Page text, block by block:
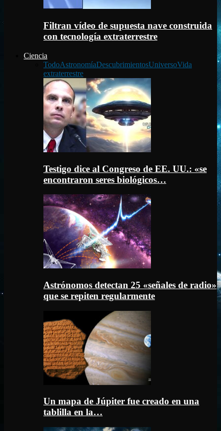
Filtran vídeo de supuesta nave construida
con tecnología extraterrestre
Ciencia
TodoAstronomíaDescubrimientosUniversoVida
extraterrestre
Testigo dice al Congreso de EE. UU.: «se
encontraron seres biológicos…
Astrónomos detectan 25 «señales de radio»
que se repiten regularmente
Un mapa de Júpiter fue creado en una
tablilla en la…